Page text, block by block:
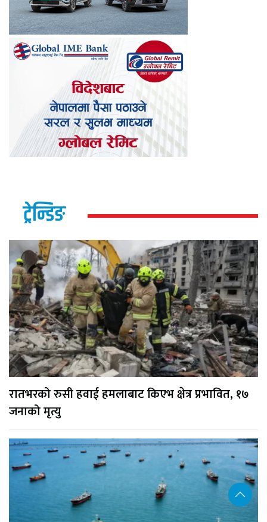
ट्रेन्डिङ
रातभरको रुसी हवाई हमलाबाट किएभ क्षेत्र प्रभावित, १७
जनाको मृत्यु